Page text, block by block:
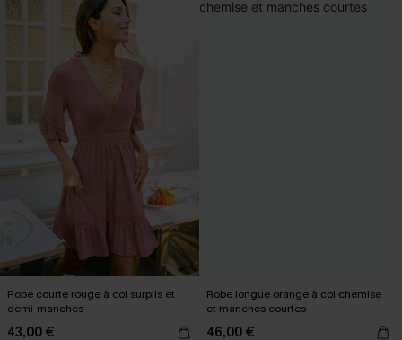
Robe courte rouge à col surplis et
demi-manches
43,00 €
Robe longue orange à col chemise
et manches courtes
46,00 €